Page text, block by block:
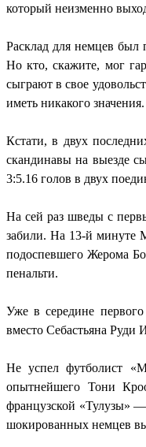
который неизменно
Расклад для немцев был
Но кто, скажите, мог
сыграют в свое
иметь никакого значения.
Кстати, в двух
скандинавы на выезде
3:5.16 голов в двух
На сей раз шведы с
забили. На 13-й минуте
подоспевшего Жерома
пенальти.
Уже в середине
вместо Себастьяна
Не успел футболист
опытнейшего Тони
французской «Тулузы»
шокированных немцев